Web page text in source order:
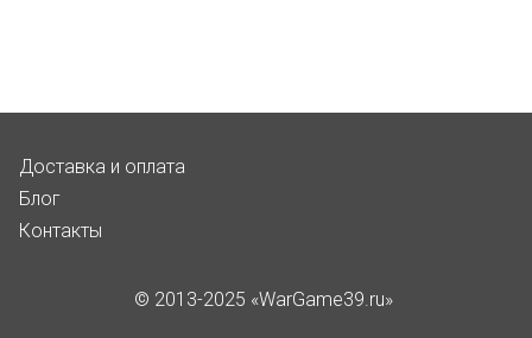
Доставка и оплата
Блог
Контакты
© 2013-2025 «WarGame39.ru»